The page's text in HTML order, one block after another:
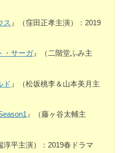
ス 』（窪田正孝主演）：2019
・サーガ』（二階堂ふみ主
ド 』（松坂桃李＆山本美月主
』（藤ヶ谷太輔主
淳平主演）：2019春ドラマ